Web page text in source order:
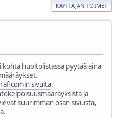
KÄYTTÄJÄN TOIMET
huoltolistassa pyytää aina
sivulta.
ja
suurimman osan sivuista,